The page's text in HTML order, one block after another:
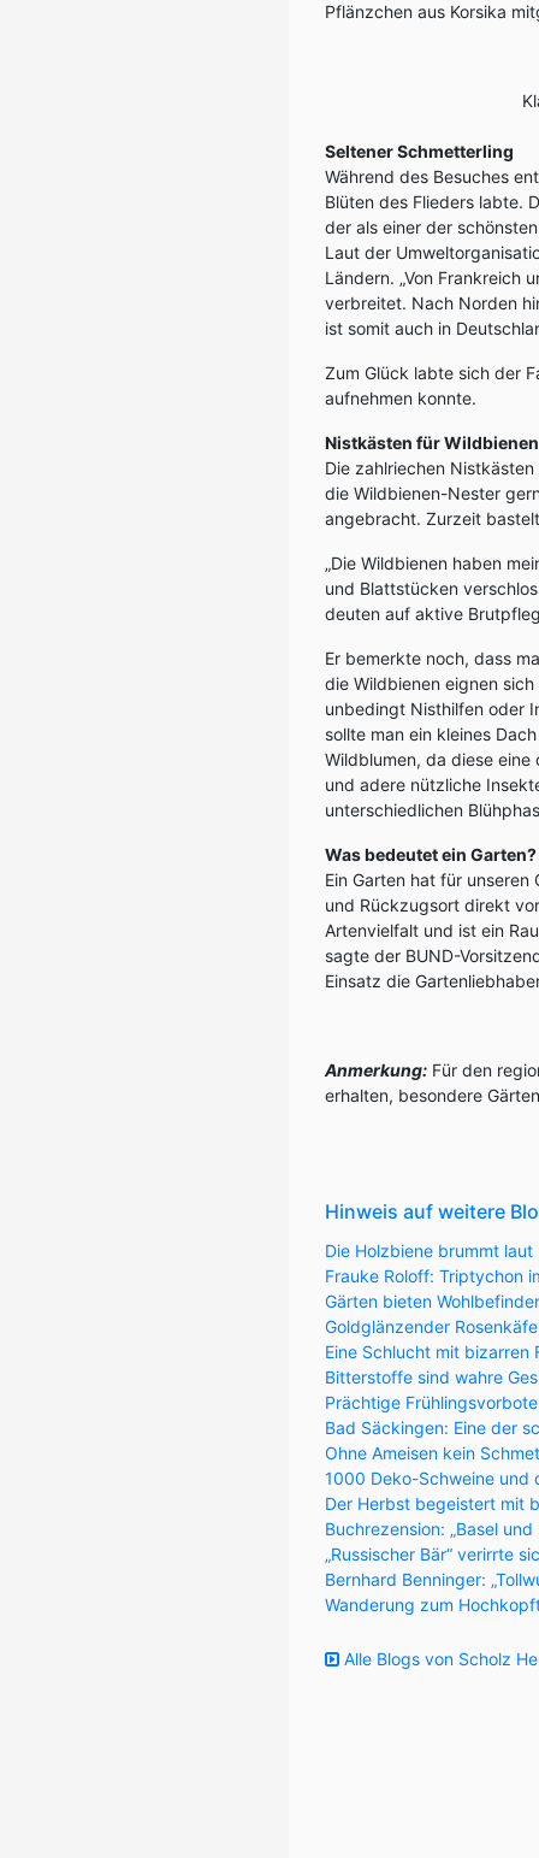
Pflänzchen aus Korsika
Seltener Schmetterling
Während des Besuches
Blüten des Flieders labte.
der als einer der
Laut der
Ländern. „Von Frankreich
verbreitet. Nach Norden
ist somit auch in
Zum Glück labte sich der
aufnehmen konnte.
Nistkästen für Wildbienen
Die zahlriechen
die Wildbienen-Nester
angebracht. Zurzeit
„Die Wildbienen haben
und Blattstücken
deuten auf aktive
Er bemerkte noch, dass
die Wildbienen eignen
unbedingt Nisthilfen oder
sollte man ein kleines
Wildblumen, da diese
und adere nützliche
unterschiedlichen
Was bedeutet ein Garten?
Ein Garten hat für unseren
und Rückzugsort direkt
Artenvielfalt und ist ein
sagte der BUND-
Einsatz die
Anmerkung: Für den
erhalten, besondere
Hinweis auf weitere
Die Holzbiene brummt
Frauke Roloff: Triptychon
Gärten bieten
Goldglänzender
Eine Schlucht mit bizarren
Bitterstoffe sind wahre
Prächtige
Bad Säckingen: Eine der
Ohne Ameisen kein
1000 Deko-Schweine und
Der Herbst begeistert mit
Buchrezension: „Basel und
„Russischer Bär“ verirrte
Bernhard Benninger:
Wanderung zum
Alle Blogs von Scholz